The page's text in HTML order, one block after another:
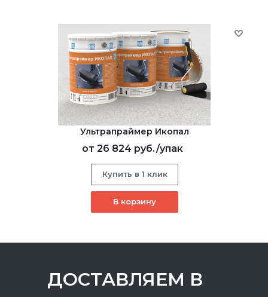
Ультрапраймер Икопал
от 26 824 руб./упак
Купить в 1 клик
В корзину
ДОСТАВЛЯЕМ В